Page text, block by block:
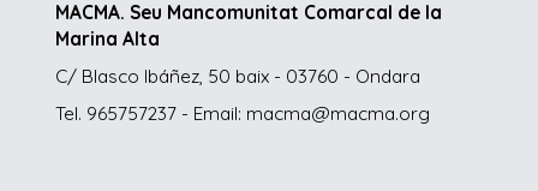
MACMA. Seu Mancomunitat Comarcal de la
Marina Alta
C/ Blasco Ibáñez, 50 baix - 03760 - Ondara
Tel. 965757237 - Email: macma@macma.org